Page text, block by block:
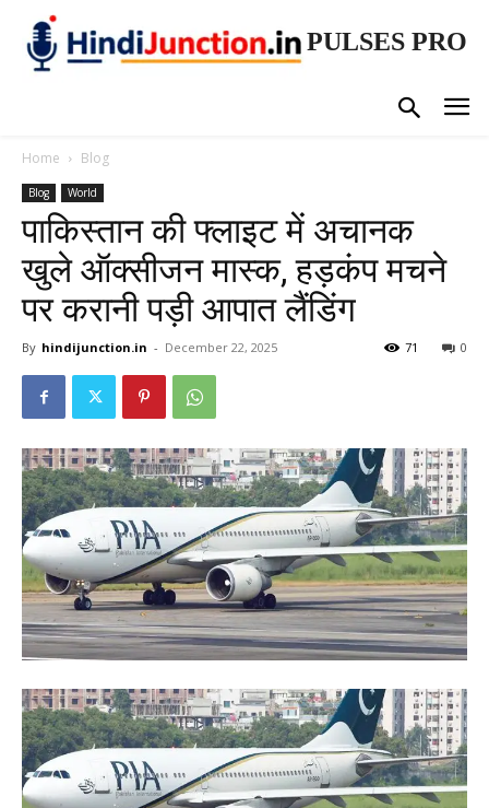
PULSES PRO
Home Blog
Blog World
पाकिस्तान की फ्लाइट में अचानक
खुले ऑक्सीजन मास्क, हड़कंप मचने
पर करानी पड़ी आपात लैंडिंग
By hindijunction.in - December 22, 2025 0
71